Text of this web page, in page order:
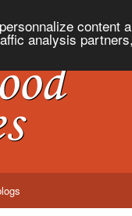
content
analysis